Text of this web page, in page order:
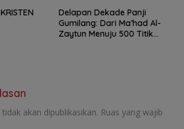
Delapan Dekade Panji
Gumilang: Dari Ma’had Al-
Zaytun Menuju 500 Titik
akan dipublikasikan. Ruas yang wajib